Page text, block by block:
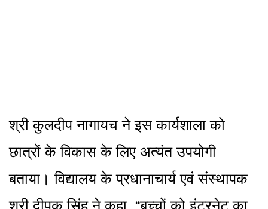
श्री कुलदीप नागायच ने इस कार्यशाला को
छात्रों के विकास के लिए अत्यंत उपयोगी
बताया। विद्यालय के प्रधानाचार्य एवं संस्थापक
श्री दीपक सिंह ने कहा, “बच्चों को इंटरनेट का